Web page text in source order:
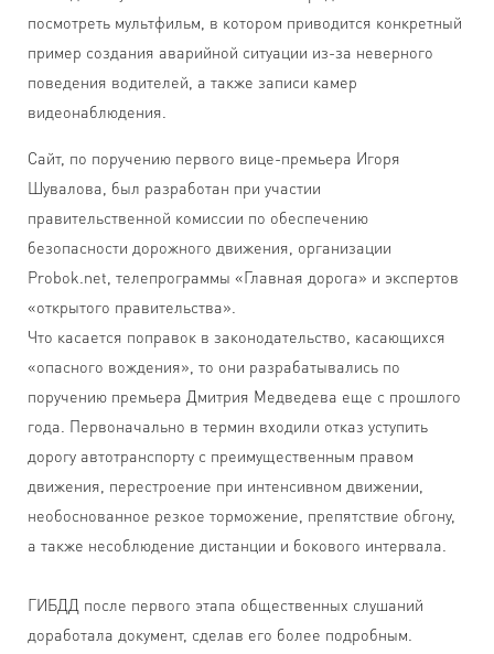
посмотреть мультфильм, в котором приводится конкретный
пример создания аварийной ситуации из-за неверного
поведения водителей, а также записи камер
видеонаблюдения.
Сайт, по поручению первого вице-премьера Игоря
Шувалова, был разработан при участии
правительственной комиссии по обеспечению
безопасности дорожного движения, организации
Probok.net, телепрограммы «Главная дорога» и экспертов
«открытого правительства».
Что касается поправок в законодательство, касающихся
«опасного вождения», то они разрабатывались по
поручению премьера Дмитрия Медведева еще с прошлого
года. Первоначально в термин входили отказ уступить
дорогу автотранспорту с преимущественным правом
движения, перестроение при интенсивном движении,
необоснованное резкое торможение, препятствие обгону,
а также несоблюдение дистанции и бокового интервала.
ГИБДД после первого этапа общественных слушаний
доработала документ, сделав его более подробным.